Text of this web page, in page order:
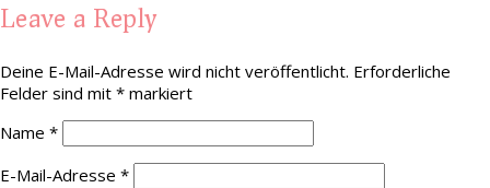
Leave a Reply
Deine E-Mail-Adresse wird nicht veröffentlicht. Erforderliche
Felder sind mit * markiert
Name *
E-Mail-Adresse *